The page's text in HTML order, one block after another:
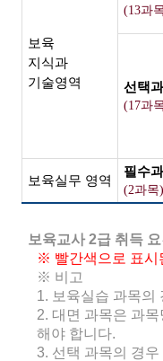
보육
지식과
기술영역
(13과
선택
(17과
보육실무 영역
필수
(2과목)
보육교사 2급 취득
※ 빨간색으로 표시
※ 비고
1. 보육실습 과목의
2. 대면 과목은 과
해야 합니다.
3. 선택 과목의 경